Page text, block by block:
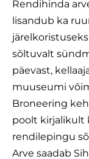
Rendihinda
lisandub ka
sõltuvalt
päevast,
muuseumi
Broneering
poolt kirjalikult
rendilepingu
Arve saadab